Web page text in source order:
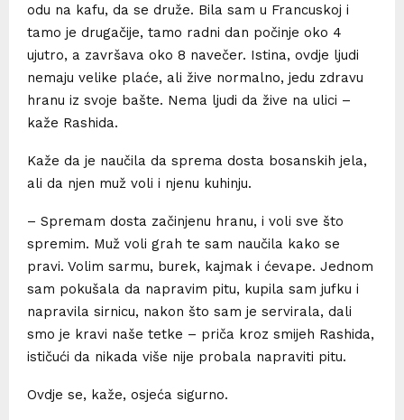
odu na kafu, da se druže. Bila sam u Francuskoj i
tamo je drugačije, tamo radni dan počinje oko 4
ujutro, a završava oko 8 navečer. Istina, ovdje ljudi
nemaju velike plaće, ali žive normalno, jedu zdravu
hranu iz svoje bašte. Nema ljudi da žive na ulici –
kaže Rashida.
Kaže da je naučila da sprema dosta bosanskih jela,
ali da njen muž voli i njenu kuhinju.
– Spremam dosta začinjenu hranu, i voli sve što
spremim. Muž voli grah te sam naučila kako se
pravi. Volim sarmu, burek, kajmak i ćevape. Jednom
sam pokušala da napravim pitu, kupila sam jufku i
napravila sirnicu, nakon što sam je servirala, dali
smo je kravi naše tetke – priča kroz smijeh Rashida,
ističući da nikada više nije probala napraviti pitu.
Ovdje se, kaže, osjeća sigurno.